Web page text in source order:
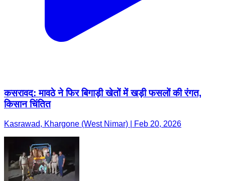
कसरावद: मावठे ने फिर बिगाड़ी खेतों में खड़ी फसलों की रंगत,
किसान चिंतित
Kasrawad, Khargone (West Nimar) | Feb 20, 2026